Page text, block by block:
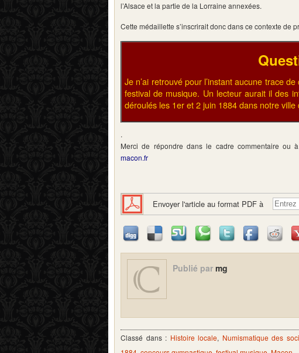
l’Alsace et la partie de la Lorraine annexées.
Cette médaillette s’inscrirait donc dans ce contexte de
Je n’ai retrouvé pour l’instant aucune trace
festival de musique. Un lecteur aurait il des
déroulés les 1er et 2 juin 1884 dans notre ville
.
Merci de répondre dans le cadre commentaire ou
macon.fr
Envoyer l'article au format PDF à
Publié par mg
Classé dans : Histoire locale, Numismatique des